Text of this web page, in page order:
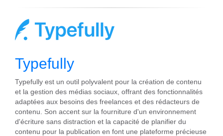
Typefully
Typefully est un outil polyvalent pour la création de contenu
et la gestion des médias sociaux, offrant des fonctionnalités
adaptées aux besoins des freelances et des rédacteurs de
contenu. Son accent sur la fourniture d'un environnement
d'écriture sans distraction et la capacité de planifier du
contenu pour la publication en font une plateforme précieuse